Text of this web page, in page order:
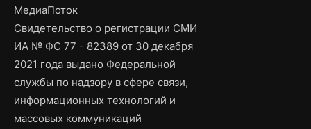
МедиаПоток
Свидетельство о регистрации СМИ
ИА № ФС 77 - 82389 от 30 декабря
2021 года выдано Федеральной
службы по надзору в сфере связи,
информационных технологий и
массовых коммуникаций